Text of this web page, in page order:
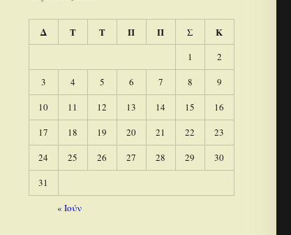
Δ Τ Τ Π Π Σ Κ
1
2
3
4 5 6 7 8
9
10
11 12 13 14 15
16
17
18 19 20 21 22
23
24
25 26 27 28 29
30
31
« Ιούν